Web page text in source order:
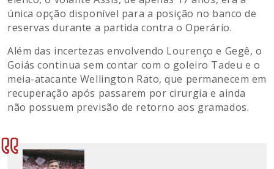
única opção disponível para a posição no banco de
reservas durante a partida contra o Operário.
Além das incertezas envolvendo Lourenço e Gegê, o
Goiás continua sem contar com o goleiro Tadeu e o
meia-atacante Wellington Rato, que permanecem em
recuperação após passarem por cirurgia e ainda
não possuem previsão de retorno aos gramados.